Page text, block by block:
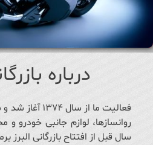
درباره
فعالیت ما از
روانسازها، لوازم جانبی
سال قبل از افتتاح بازرگانی البرز